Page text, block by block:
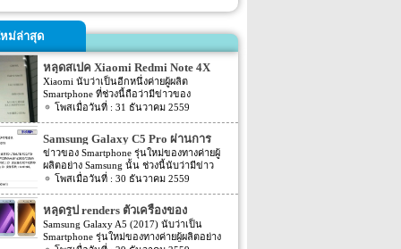
ม่ล่าสุด
หลุดสเปค Xiaomi Redmi Note 4X
Xiaomi นับว่าเป็นอีกหนึ่งค่ายผู้ผลิต
Smartphone ที่ช่วงนี้ถือว่ามีข่าวของ
Smartphone รุ่นใหม่ๆ ออกมาน้อยมาก แต่
มาตื่นเต้นกันอีกครั้ง เพราะล่าสุดนี้กลับมีข่าว
คราวความคืบหน้าของ Smartphone ของทาง
Xiaomi ออกมาอีกครั้ง สำหรับข่าวล่าสุดของ
Smartphone รุ่นใหม่จากทางค่ายผู้ผลิต
Smartphone อย่าง Xiaomi นี้นั้น ตามข่าวนั้น
ระบุว่าทาง Xiaomi เองพร้อมที่จะเปิดตัว
Smartphone รุ่นใหม่ออกมาแล้ว โดย
Smartphone รุ่นใหม่ของทาง Xiaomi นี้จะมีชื่อ
รุ่นว่า Xiaomi Redmi Note 4X โดยก่อนหน้านี้
เองก็ได้มีข่าว Xiaomi Redmi Note 4X ออก
31 ธันวาคม 2559
Samsung Galaxy C5 Pro ผ่านการ
ตรวจสอบจาก TENAA แล้ว
ข่าวของ Smartphone รุ่นใหม่ของทางค่ายผู้
ผลิตอย่าง Samsung นั้น ช่วงนี้นับว่ามีข่าว
ออกมาหลายต่อหลายข่าวมาก โดยล่าสุดนี้ก็มี
สำหรับข่าวล่าสุดของ Samsung นี้นั้น ตาม
ข่าวระบุว่า Smartphone รุ่นใหม่ของทางค่ายผู้
ผลิตอย่าง Samsung อย่างรุ่น Samsung Galaxy
C5 Pro นั้นได้ผ่านการตรวจสอบจาก TENAA
30 ธันวาคม 2559
หลุดรูป renders ตัวเครื่องของ
Samsung Galaxy A5 (2017)
Samsung Galaxy A5 (2017) นับว่าเป็น
Smartphone รุ่นใหม่ของทางค่ายผู้ผลิตอย่าง